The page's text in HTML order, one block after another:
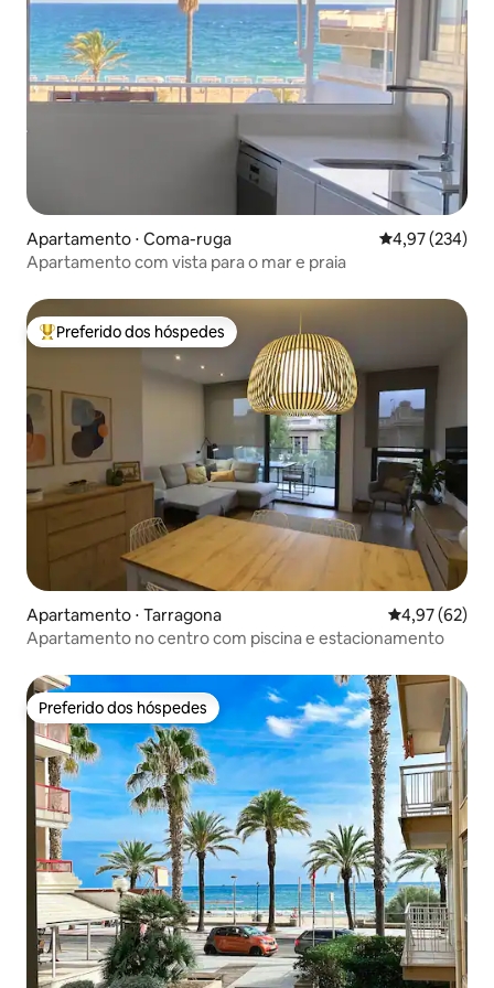
Apartamento ⋅ Coma-ruga 4,97 de uma
4,97 (234)
Apartamento com vista para o mar e praia
Entre os melhores preferidos dos hóspedes
Preferido dos hóspedes
Apartamento ⋅ Tarragona 4,97 de uma
4,97 (62)
Apartamento no centro com piscina e estacionamento
Preferido dos hóspedes
Preferido dos hóspedes